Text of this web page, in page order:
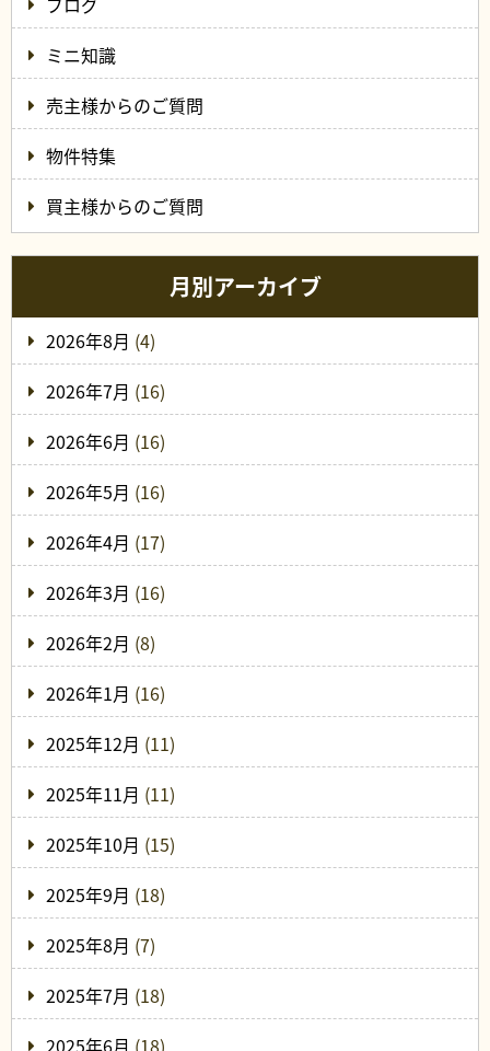
ミニ知識
売主様からのご質問
物件特集
買主様からのご質問
月別アーカイブ
2026年8月 (4)
2026年7月 (16)
2026年6月 (16)
2026年5月 (16)
2026年4月 (17)
2026年3月 (16)
2026年2月 (8)
2026年1月 (16)
2025年12月 (11)
2025年11月 (11)
2025年10月 (15)
2025年9月 (18)
2025年8月 (7)
2025年7月 (18)